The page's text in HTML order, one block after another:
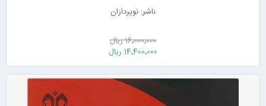
ناشر: نوپردازان
16٬000٬000 ریال
14٬400٬000 ریال